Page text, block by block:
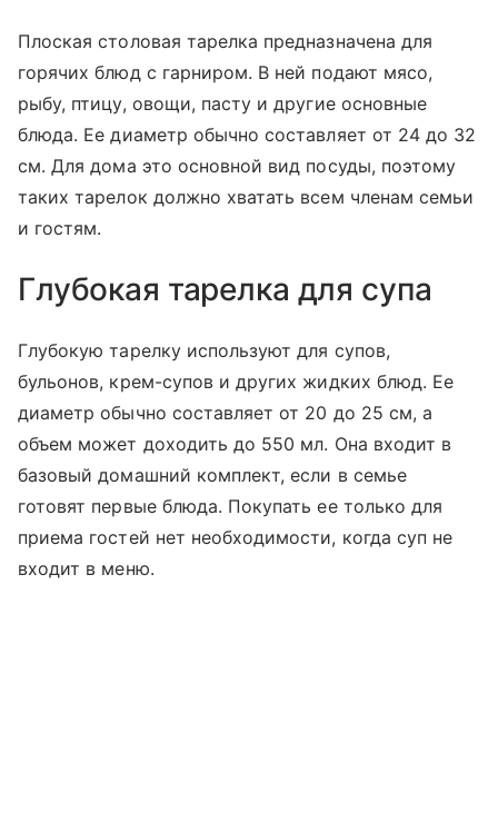
Плоская столовая тарелка предназначена для
горячих блюд с гарниром. В ней подают мясо,
рыбу, птицу, овощи, пасту и другие основные
блюда. Ее диаметр обычно составляет от 24 до 32
см. Для дома это основной вид посуды, поэтому
таких тарелок должно хватать всем членам семьи
и гостям.
Глубокая тарелка для супа
Глубокую тарелку используют для супов,
бульонов, крем-супов и других жидких блюд. Ее
диаметр обычно составляет от 20 до 25 см, а
объем может доходить до 550 мл. Она входит в
базовый домашний комплект, если в семье
готовят первые блюда. Покупать ее только для
приема гостей нет необходимости, когда суп не
входит в меню.